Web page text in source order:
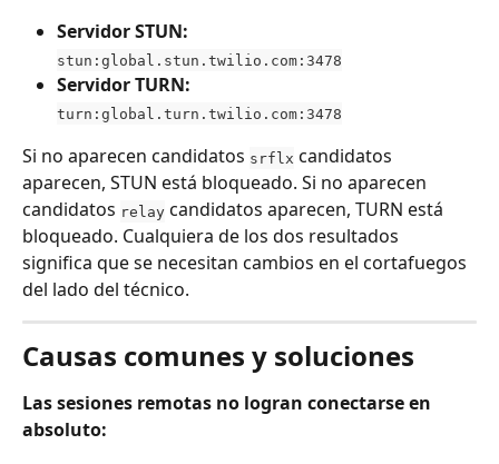
Servidor STUN:
stun:global.stun.twilio.com:3478
Servidor TURN:
turn:global.turn.twilio.com:3478
Si no aparecen candidatos srflx candidatos
aparecen, STUN está bloqueado. Si no aparecen
candidatos relay candidatos aparecen, TURN está
bloqueado. Cualquiera de los dos resultados
significa que se necesitan cambios en el cortafuegos
del lado del técnico.
Causas comunes y soluciones
Las sesiones remotas no logran conectarse en
absoluto: